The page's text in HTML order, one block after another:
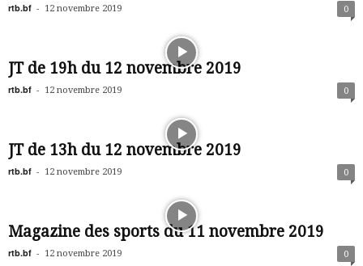
rtb.bf - 12 novembre 2019 0
JT de 19h du 12 novembre 2019
rtb.bf - 12 novembre 2019 0
JT de 13h du 12 novembre 2019
rtb.bf - 12 novembre 2019 0
Magazine des sports du 11 novembre 2019
rtb.bf - 12 novembre 2019 0